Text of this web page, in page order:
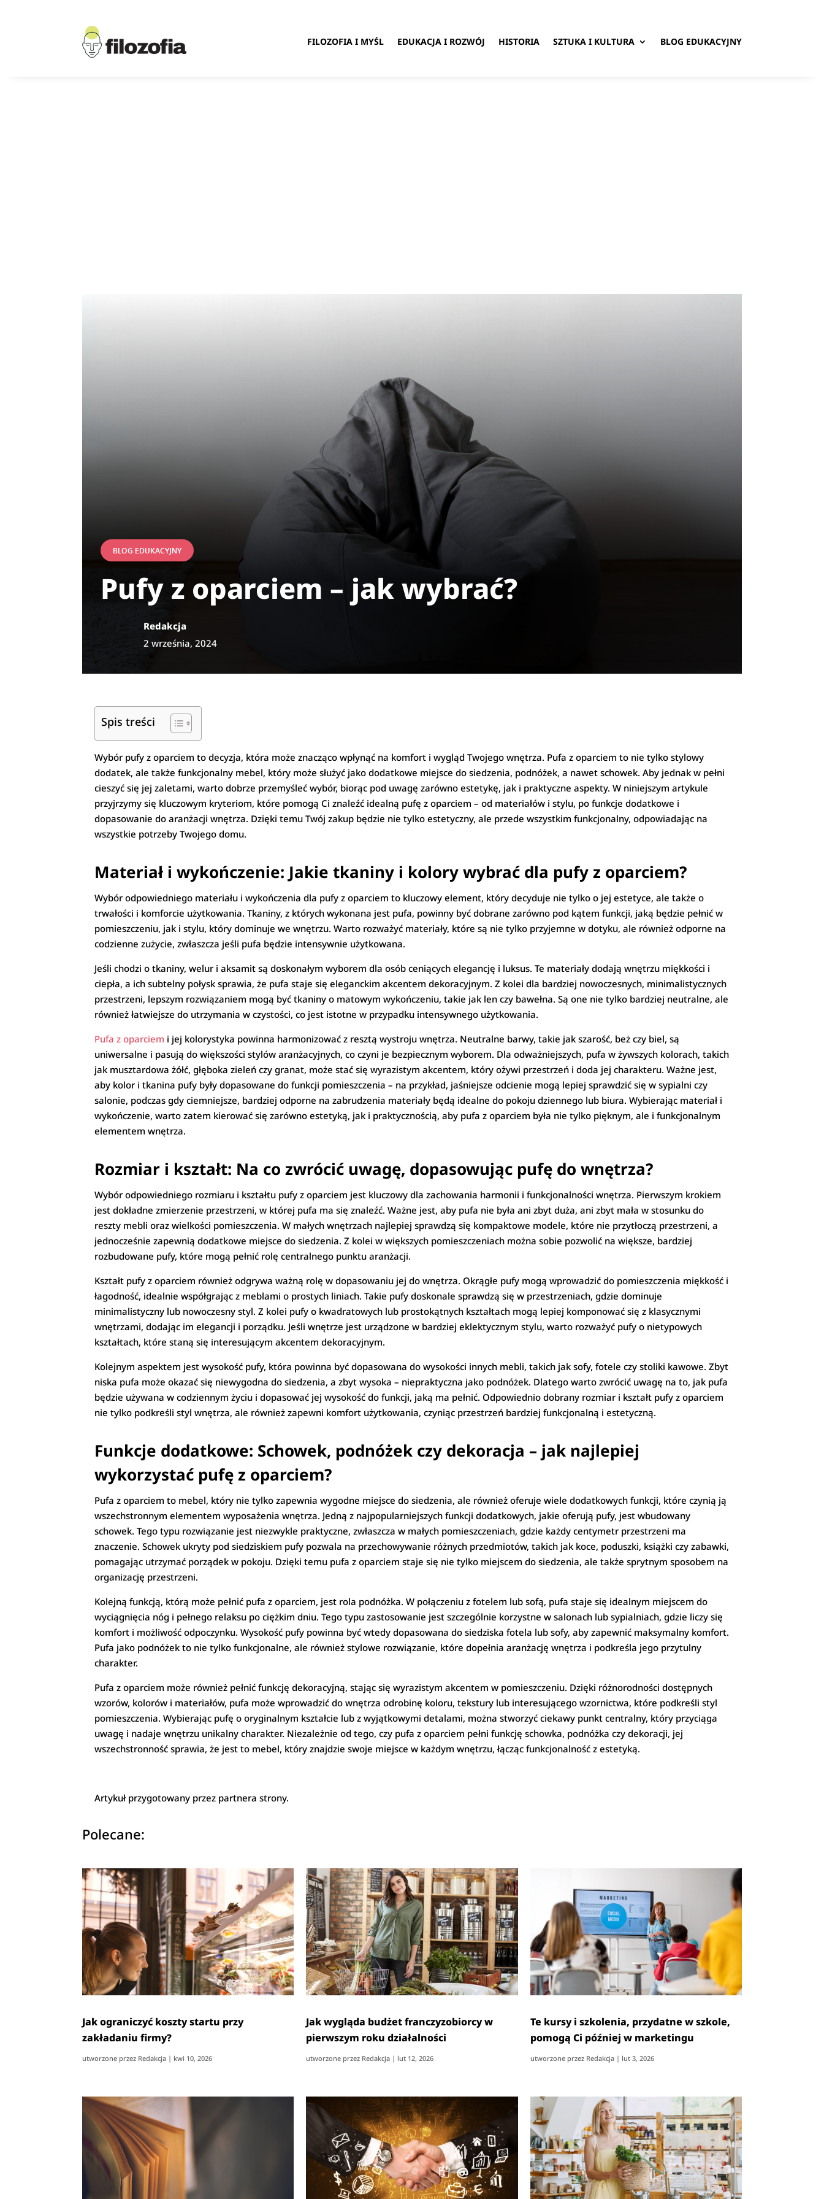
FILOZOFIA I MYŚL EDUKACJA I ROZWÓJ HISTORIA SZTUKA I KULTURA BLOG EDUKACYJNY
BLOG EDUKACYJNY
Pufy z oparciem – jak wybrać?
Redakcja
2 września, 2024
Spis treści
Wybór pufy z oparciem to decyzja, która może znacząco wpłynąć na komfort i wygląd Twojego wnętrza. Pufa z oparciem to nie tylko stylowy
dodatek, ale także funkcjonalny mebel, który może służyć jako dodatkowe miejsce do siedzenia, podnóżek, a nawet schowek. Aby jednak w pełni
cieszyć się jej zaletami, warto dobrze przemyśleć wybór, biorąc pod uwagę zarówno estetykę, jak i praktyczne aspekty. W niniejszym artykule
przyjrzymy się kluczowym kryteriom, które pomogą Ci znaleźć idealną pufę z oparciem – od materiałów i stylu, po funkcje dodatkowe i
dopasowanie do aranżacji wnętrza. Dzięki temu Twój zakup będzie nie tylko estetyczny, ale przede wszystkim funkcjonalny, odpowiadając na
wszystkie potrzeby Twojego domu.
Materiał i wykończenie: Jakie tkaniny i kolory wybrać dla pufy z oparciem?
Wybór odpowiedniego materiału i wykończenia dla pufy z oparciem to kluczowy element, który decyduje nie tylko o jej estetyce, ale także o
trwałości i komforcie użytkowania. Tkaniny, z których wykonana jest pufa, powinny być dobrane zarówno pod kątem funkcji, jaką będzie pełnić w
pomieszczeniu, jak i stylu, który dominuje we wnętrzu. Warto rozważyć materiały, które są nie tylko przyjemne w dotyku, ale również odporne na
codzienne zużycie, zwłaszcza jeśli pufa będzie intensywnie użytkowana.
Jeśli chodzi o tkaniny, welur i aksamit są doskonałym wyborem dla osób ceniących elegancję i luksus. Te materiały dodają wnętrzu miękkości i
ciepła, a ich subtelny połysk sprawia, że pufa staje się eleganckim akcentem dekoracyjnym. Z kolei dla bardziej nowoczesnych, minimalistycznych
przestrzeni, lepszym rozwiązaniem mogą być tkaniny o matowym wykończeniu, takie jak len czy bawełna. Są one nie tylko bardziej neutralne, ale
również łatwiejsze do utrzymania w czystości, co jest istotne w przypadku intensywnego użytkowania.
Pufa z oparciem i jej kolorystyka powinna harmonizować z resztą wystroju wnętrza. Neutralne barwy, takie jak szarość, beż czy biel, są
uniwersalne i pasują do większości stylów aranżacyjnych, co czyni je bezpiecznym wyborem. Dla odważniejszych, pufa w żywszych kolorach, takich
jak musztardowa żółć, głęboka zieleń czy granat, może stać się wyrazistym akcentem, który ożywi przestrzeń i doda jej charakteru. Ważne jest,
aby kolor i tkanina pufy były dopasowane do funkcji pomieszczenia – na przykład, jaśniejsze odcienie mogą lepiej sprawdzić się w sypialni czy
salonie, podczas gdy ciemniejsze, bardziej odporne na zabrudzenia materiały będą idealne do pokoju dziennego lub biura. Wybierając materiał i
wykończenie, warto zatem kierować się zarówno estetyką, jak i praktycznością, aby pufa z oparciem była nie tylko pięknym, ale i funkcjonalnym
elementem wnętrza.
Rozmiar i kształt: Na co zwrócić uwagę, dopasowując pufę do wnętrza?
Wybór odpowiedniego rozmiaru i kształtu pufy z oparciem jest kluczowy dla zachowania harmonii i funkcjonalności wnętrza. Pierwszym krokiem
jest dokładne zmierzenie przestrzeni, w której pufa ma się znaleźć. Ważne jest, aby pufa nie była ani zbyt duża, ani zbyt mała w stosunku do
reszty mebli oraz wielkości pomieszczenia. W małych wnętrzach najlepiej sprawdzą się kompaktowe modele, które nie przytłoczą przestrzeni, a
jednocześnie zapewnią dodatkowe miejsce do siedzenia. Z kolei w większych pomieszczeniach można sobie pozwolić na większe, bardziej
rozbudowane pufy, które mogą pełnić rolę centralnego punktu aranżacji.
Kształt pufy z oparciem również odgrywa ważną rolę w dopasowaniu jej do wnętrza. Okrągłe pufy mogą wprowadzić do pomieszczenia miękkość i
łagodność, idealnie współgrając z meblami o prostych liniach. Takie pufy doskonale sprawdzą się w przestrzeniach, gdzie dominuje
minimalistyczny lub nowoczesny styl. Z kolei pufy o kwadratowych lub prostokątnych kształtach mogą lepiej komponować się z klasycznymi
wnętrzami, dodając im elegancji i porządku. Jeśli wnętrze jest urządzone w bardziej eklektycznym stylu, warto rozważyć pufy o nietypowych
kształtach, które staną się interesującym akcentem dekoracyjnym.
Kolejnym aspektem jest wysokość pufy, która powinna być dopasowana do wysokości innych mebli, takich jak sofy, fotele czy stoliki kawowe. Zbyt
niska pufa może okazać się niewygodna do siedzenia, a zbyt wysoka – niepraktyczna jako podnóżek. Dlatego warto zwrócić uwagę na to, jak pufa
będzie używana w codziennym życiu i dopasować jej wysokość do funkcji, jaką ma pełnić. Odpowiednio dobrany rozmiar i kształt pufy z oparciem
nie tylko podkreśli styl wnętrza, ale również zapewni komfort użytkowania, czyniąc przestrzeń bardziej funkcjonalną i estetyczną.
Funkcje dodatkowe: Schowek, podnóżek czy dekoracja – jak najlepiej
wykorzystać pufę z oparciem?
Pufa z oparciem to mebel, który nie tylko zapewnia wygodne miejsce do siedzenia, ale również oferuje wiele dodatkowych funkcji, które czynią ją
wszechstronnym elementem wyposażenia wnętrza. Jedną z najpopularniejszych funkcji dodatkowych, jakie oferują pufy, jest wbudowany
schowek. Tego typu rozwiązanie jest niezwykle praktyczne, zwłaszcza w małych pomieszczeniach, gdzie każdy centymetr przestrzeni ma
znaczenie. Schowek ukryty pod siedziskiem pufy pozwala na przechowywanie różnych przedmiotów, takich jak koce, poduszki, książki czy zabawki,
pomagając utrzymać porządek w pokoju. Dzięki temu pufa z oparciem staje się nie tylko miejscem do siedzenia, ale także sprytnym sposobem na
organizację przestrzeni.
Kolejną funkcją, którą może pełnić pufa z oparciem, jest rola podnóżka. W połączeniu z fotelem lub sofą, pufa staje się idealnym miejscem do
wyciągnięcia nóg i pełnego relaksu po ciężkim dniu. Tego typu zastosowanie jest szczególnie korzystne w salonach lub sypialniach, gdzie liczy się
komfort i możliwość odpoczynku. Wysokość pufy powinna być wtedy dopasowana do siedziska fotela lub sofy, aby zapewnić maksymalny komfort.
Pufa jako podnóżek to nie tylko funkcjonalne, ale również stylowe rozwiązanie, które dopełnia aranżację wnętrza i podkreśla jego przytulny
charakter.
Pufa z oparciem może również pełnić funkcję dekoracyjną, stając się wyrazistym akcentem w pomieszczeniu. Dzięki różnorodności dostępnych
wzorów, kolorów i materiałów, pufa może wprowadzić do wnętrza odrobinę koloru, tekstury lub interesującego wzornictwa, które podkreśli styl
pomieszczenia. Wybierając pufę o oryginalnym kształcie lub z wyjątkowymi detalami, można stworzyć ciekawy punkt centralny, który przyciąga
uwagę i nadaje wnętrzu unikalny charakter. Niezależnie od tego, czy pufa z oparciem pełni funkcję schowka, podnóżka czy dekoracji, jej
wszechstronność sprawia, że jest to mebel, który znajdzie swoje miejsce w każdym wnętrzu, łącząc funkcjonalność z estetyką.
Artykuł przygotowany przez partnera strony.
Polecane:
Jak ograniczyć koszty startu przy
zakładaniu firmy?
utworzone przez Redakcja | kwi 10, 2026
Jak wygląda budżet franczyzobiorcy w
pierwszym roku działalności
utworzone przez Redakcja | lut 12, 2026
Te kursy i szkolenia, przydatne w szkole,
pomogą Ci później w marketingu
utworzone przez Redakcja| lut 3, 2026